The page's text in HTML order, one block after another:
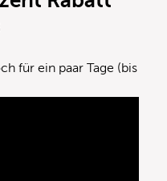
für ein paar Tage (bis